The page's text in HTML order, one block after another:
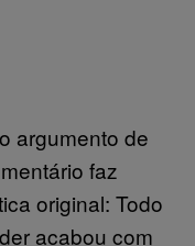
argumento de
faz
original: Todo
acabou com